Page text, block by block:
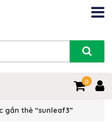
0
gắn thẻ “sunleaf3”